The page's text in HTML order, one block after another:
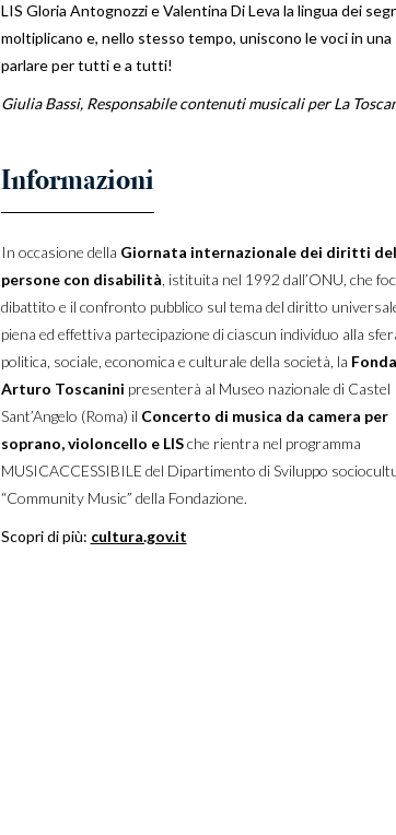
LIS Gloria Antognozzi e Valentina Di Leva la lingua dei
moltiplicano e, nello stesso tempo, uniscono le voci in una
parlare per tutti e a tutti!
Giulia Bassi, Responsabile contenuti musicali per La
In occasione della Giornata internazionale dei diritti
persone con disabilità, istituita nel 1992 dall’ONU, che
dibattito e il confronto pubblico sul tema del diritto
piena ed effettiva partecipazione di ciascun individuo alla
politica, sociale, economica e culturale della società, la
Arturo Toscanini presenterà al Museo nazionale di Castel
Sant’Angelo (Roma) il Concerto di musica da camera per
soprano, violoncello e LISche rientra nel programma
MUSICACCESSIBILE del Dipartimento di Sviluppo
“Community Music” della Fondazione.
Scopri di più: cultura.gov.it